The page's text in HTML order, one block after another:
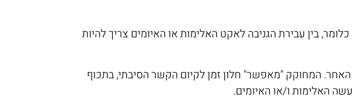
בין עבירת הגניבה לאקט האלימות או האיומים צריך להיות
האחר. המחוקק "מאפשר" חלון זמן לקיום הקשר הסיבתי, בתכוף
האלימות ו/או האיומים.